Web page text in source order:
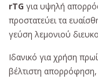
rTG για υψηλή
προστατεύει τα
γεύση λεμονιού
Ιδανικό για χρήση
βέλτιστη